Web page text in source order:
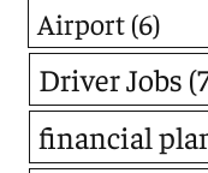
Airport (6)
Driver Jobs
financial